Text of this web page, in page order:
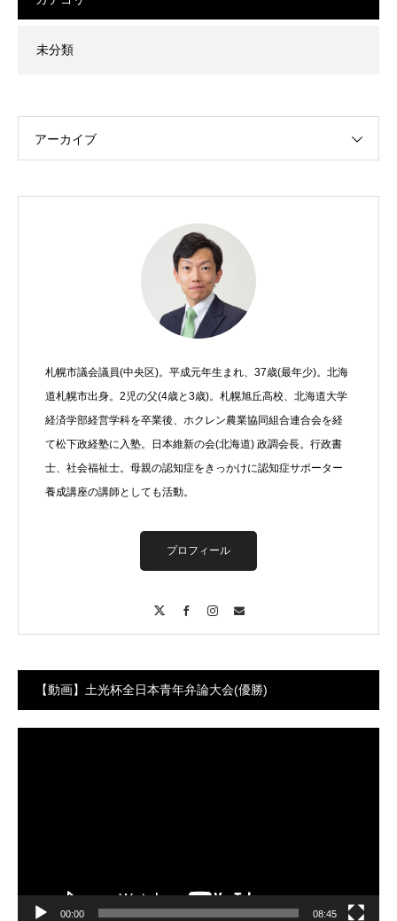
未分類
アーカイブ
札幌市議会議員(中央区)。平成元年生まれ、37歳(最年少)。北海
道札幌市出身。2児の父(4歳と3歳)。札幌旭丘高校、北海道大学
経済学部経営学科を卒業後、ホクレン農業協同組合連合会を経
て松下政経塾に入塾。日本維新の会(北海道) 政調会長。行政書
士、社会福祉士。母親の認知症をきっかけに認知症サポーター
養成講座の講師としても活動。
プロフィール
【動画】土光杯全日本青年弁論大会(優勝)
動
00:00 08:45